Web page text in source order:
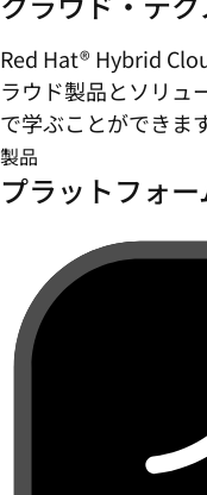
Red Hat® Hybrid
ラウド製品とソリュ
で学ぶことができます
製品
プラットフォ